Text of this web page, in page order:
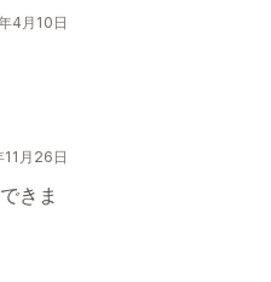
4月10日
月26日
きま